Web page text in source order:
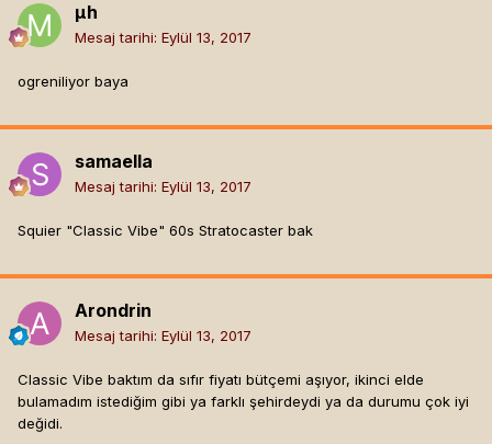
µh
Mesaj tarihi: Eylül 13, 2017
ogreniliyor baya
samaella
Mesaj tarihi: Eylül 13, 2017
Squier "Classic Vibe" 60s Stratocaster bak
Arondrin
Mesaj tarihi: Eylül 13, 2017
Classic Vibe baktım da sıfır fiyatı bütçemi aşıyor, ikinci elde
bulamadım istediğim gibi ya farklı şehirdeydi ya da durumu çok iyi
değidi.